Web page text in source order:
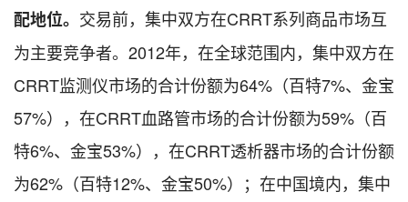
配地位。 交易前，集中双方在CRRT系列商品市场互
为主要竞争者。2012年，在全球范围内，集中双方在
CRRT监测仪市场的合计份额为64%（百特7%、金宝
57%），在CRRT血路管市场的合计份额为59%（百
特6%、金宝53%），在CRRT透析器市场的合计份额
为62%（百特12%、金宝50%）；在中国境内，集中